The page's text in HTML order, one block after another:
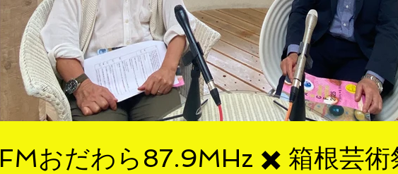
FMおだわら87.9MHz ✖️ 箱根芸術